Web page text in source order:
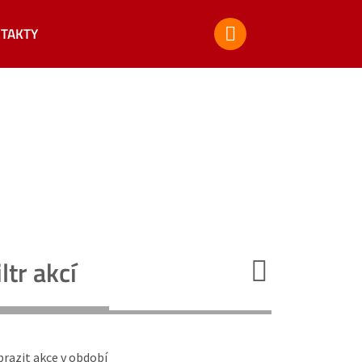
akcí
akce v období